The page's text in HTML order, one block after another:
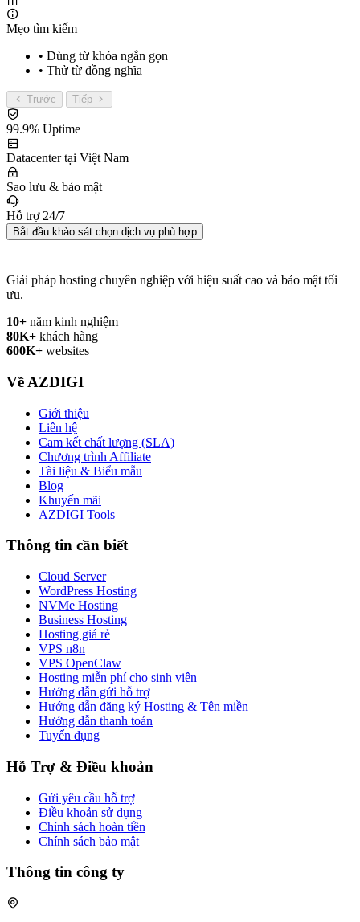
Mẹo tìm kiếm
• Dùng từ khóa ngắn gọn
• Thử từ đồng nghĩa
Trước Tiếp
99.9% Uptime
Datacenter tại Việt Nam
Sao lưu & bảo mật
Hỗ trợ 24/7
Bắt đầu khảo sát chọn dịch vụ phù hợp
Giải pháp hosting chuyên nghiệp với hiệu suất cao và bảo mật tối
ưu.
10+ năm kinh nghiệm
80K+ khách hàng
600K+ websites
Về AZDIGI
Giới thiệu
Liên hệ
Cam kết chất lượng (SLA)
Chương trình Affiliate
Tài liệu & Biểu mẫu
Blog
Khuyến mãi
AZDIGI Tools
Thông tin cần biết
Cloud Server
WordPress Hosting
NVMe Hosting
Business Hosting
Hosting giá rẻ
VPS n8n
VPS OpenClaw
Hosting miễn phí cho sinh viên
Hướng dẫn gửi hỗ trợ
Hướng dẫn đăng ký Hosting & Tên miền
Hướng dẫn thanh toán
Tuyển dụng
Hỗ Trợ & Điều khoản
Gửi yêu cầu hỗ trợ
Điều khoản sử dụng
Chính sách hoàn tiền
Chính sách bảo mật
Thông tin công ty